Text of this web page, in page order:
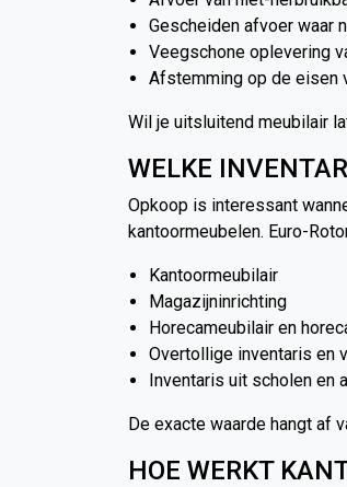
Gescheiden afvoer waar
Veegschone oplevering
Afstemming op de eisen
Wil je uitsluitend meubilair
WELKE
Opkoop is interessant
kantoormeubelen. Euro-
Kantoormeubilair
Magazijninrichting
Horecameubilair en
Overtollige inventaris en
Inventaris uit scholen en
De exacte waarde hangt af
HOE WERKT